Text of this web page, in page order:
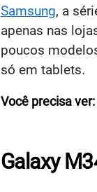
Samsung, a
apenas nas
poucos
só em tablets.
Você precisa ver:
Galaxy